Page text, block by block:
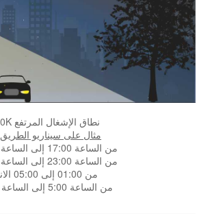
:مثال على سيناريو الطريق
من الساعة 17:00 إلى الساعة 23:00 في 3000كلفن
.من 01:00 إلى 05:00 الانقراض
. من الساعة 5:00 إلى الساعة 8:00 3000 كلفن